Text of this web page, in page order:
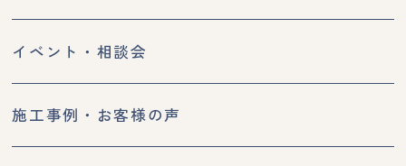
イベント・相談会
施工事例・お客様の声